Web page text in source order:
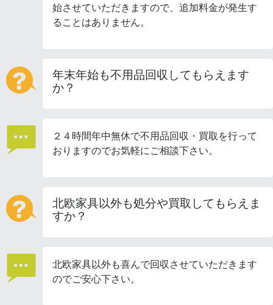
始させていただきますので、追加料金が発生す
ることはありません。
年末年始も不用品回収してもらえます
か？
２４時間年中無休で不用品回収・買取を行って
おりますのでお気軽にご相談下さい。
北欧家具以外も処分や買取してもらえま
すか？
北欧家具以外も喜んで回収させていただきます
のでご安心下さい。